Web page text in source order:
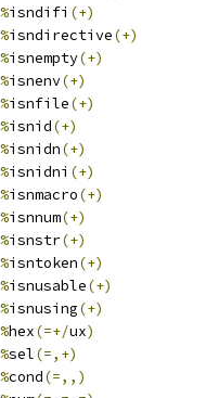
%isndifi (+)
%isndirective(+)
%isnempty(+)
%isnenv(+)
%isnfile(+)
%isnid(+)
%isnidn(+)
%isnidni (+)
%isnmacro(+)
%isnnum(+)
%isnstr(+)
%isntoken(+)
%isnusable(+)
%isnusing(+)
%hex(=+/ux)
%sel(=,+)
%cond(=,,)